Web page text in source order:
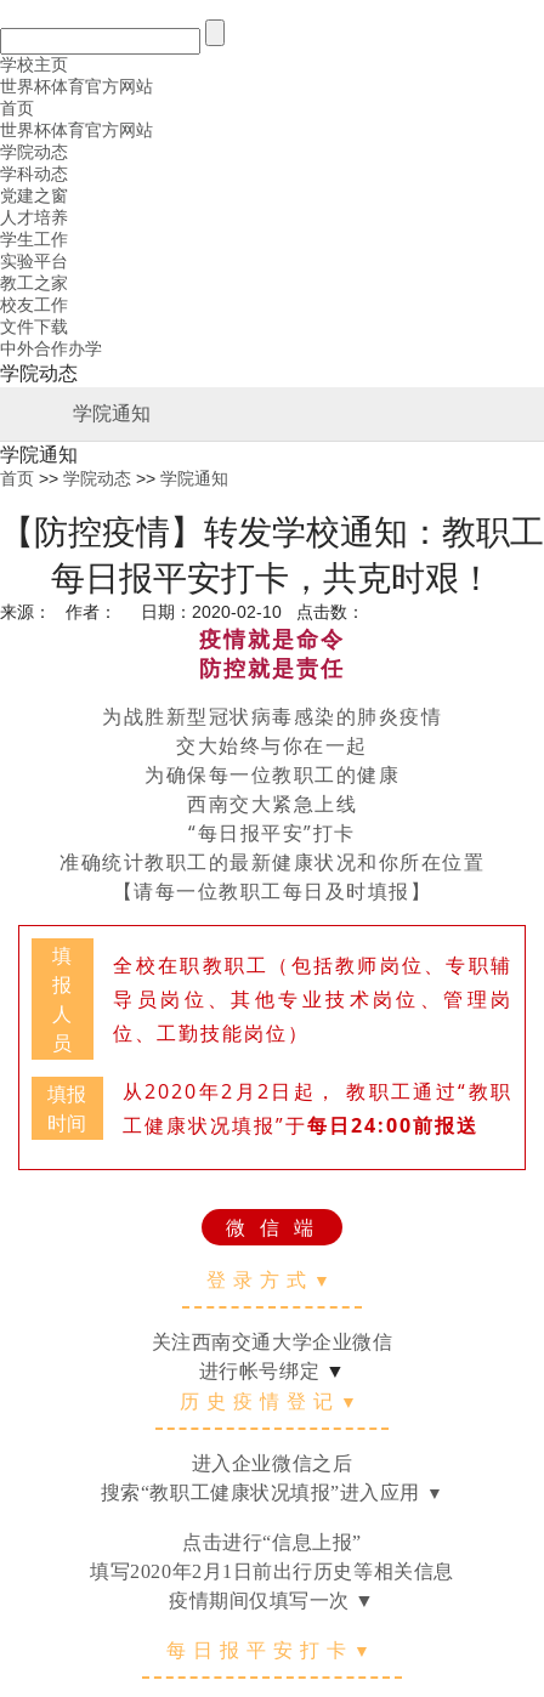
学校主页
世界杯体育官方网站
首页
世界杯体育官方网站
学院动态
学科动态
党建之窗
人才培养
学生工作
实验平台
教工之家
校友工作
文件下载
中外合作办学
学院动态
学院通知
学院通知
首页 >> 学院动态 >> 学院通知
【防控疫情】转发学校通知：教职工
每日报平安打卡，共克时艰！
来源： 作者： 日期：2020-02-10 点击数：
疫情就是命令
防控就是责任
为战胜新型冠状病毒感染的肺炎疫情
交大始终与你在一起
为确保每一位教职工的健康
西南交大紧急上线
“每日报平安”打卡
准确统计教职工的最新健康状况和你所在位置
【请每一位教职工每日及时填报】
填
报
人
员
全校在职教职工（包括教师岗位、专职辅
导员岗位、其他专业技术岗位、管理岗
位、工勤技能岗位）
填报
时间
从2020年2月2日起， 教职工通过“教职
工健康状况填报”于每日24:00前报送
微 信 端
登录方式 ▼
关注西南交通大学企业微信
进行帐号绑定 ▼
历史疫情登记 ▼
进入企业微信之后
搜索“教职工健康状况填报”进入应用
▼
点击进行“信息上报”
填写2020年2月1日前出行历史等相关信息
疫情期间仅填写一次 ▼
每日报平安打卡 ▼